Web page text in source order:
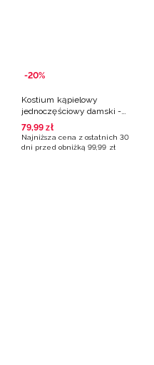
-20%
Kostium kąpielowy
jednoczęściowy damski -
czarny
79,99 zł
Najniższa cena z ostatnich 30
dni przed obniżką 99,99 zł
Odkryj kolekcję